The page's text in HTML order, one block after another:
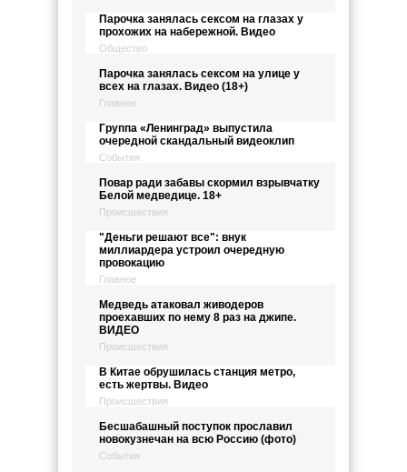
Парочка занялась сексом на глазах у
прохожих на набережной. Видео
Общество
Парочка занялась сексом на улице у
всех на глазах. Видео (18+)
Главное
Группа «Ленинград» выпустила
очередной скандальный видеоклип
События
Повар ради забавы скормил взрывчатку
Белой медведице. 18+
Происшествия
"Деньги решают все": внук
миллиардера устроил очередную
провокацию
Главное
Медведь атаковал живодеров
проехавших по нему 8 раз на джипе.
ВИДЕО
Происшествия
В Китае обрушилась станция метро,
есть жертвы. Видео
Происшествия
Бесшабашный поступок прославил
новокузнечан на всю Россию (фото)
События